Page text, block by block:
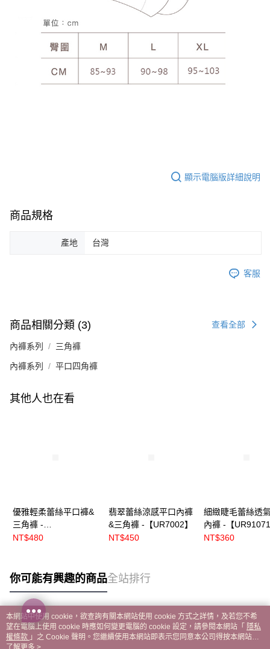
顯示電腦版詳細說明
商品規格
產地 台灣
客服
商品相關分類 (3) 查看全部
內褲系列 三角褲
內褲系列 平口四角褲
其他人也在看
優雅輕柔蕾絲平口褲&
三角褲 -
【UR8602】、
NT$480
翡翠蕾絲涼感平口內褲
&三角褲 -【UR7002】
NT$450
細緻睫毛蕾絲透
內褲 -【
NT$360
你可能有興趣的商品全站排行
熱門標籤
本網站中使用 cookie，欲查詢有關本網站使用 cookie 方式之詳情，及若您不希
望在電腦上使用 cookie 時應如何變更電腦的 cookie 設定，請參閱本網站「 隱私
權條款 」之 Cookie 聲明。您繼續使用本網站即表示您同意本公司得按本網站使
用條款之 Cookie 聲明使用 cookie。
了解更多 >